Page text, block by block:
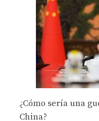
¿Cómo sería una
China?